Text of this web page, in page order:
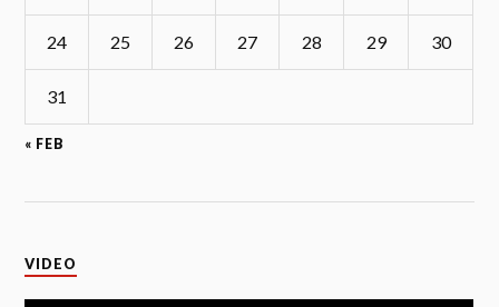
« FEB
24 25 26 27 28 29 30
31
VIDEO